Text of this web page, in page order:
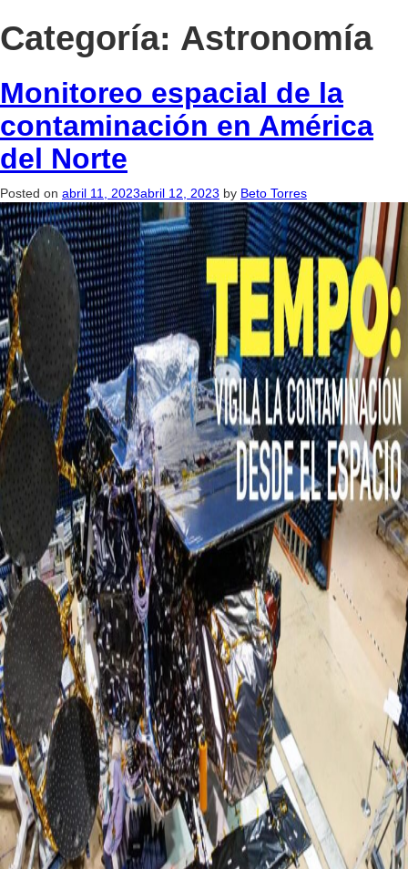
Categoría: Astronomía
Monitoreo espacial de la
contaminación en América
del Norte
Posted on abril 11, 2023abril 12, 2023 by Beto Torres